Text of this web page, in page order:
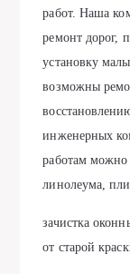
работ. Наша
ремонт дорог,
установку
возможны
инженерных
работам можно
линолеума,
зачистка
от старой